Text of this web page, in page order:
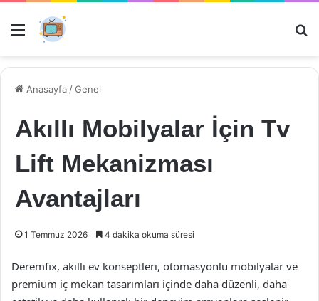
Menü
Anasayfa /Genel
Akıllı Mobilyalar İçin Tv
Lift Mekanizması
Avantajları
1 Temmuz 2026 4 dakika okuma süresi
Deremfix, akıllı ev konseptleri, otomasyonlu mobilyalar ve
premium iç mekan tasarımları içinde daha düzenli, daha